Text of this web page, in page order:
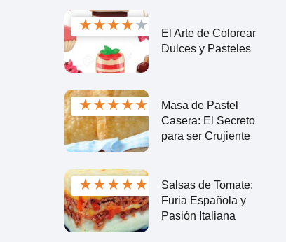
★★★★★
El Arte de Colorear
Dulces y Pasteles
★★★★★
Masa de Pastel
Casera: El Secreto
para ser Crujiente
★★★★★
Salsas de Tomate:
Furia Española y
Pasión Italiana